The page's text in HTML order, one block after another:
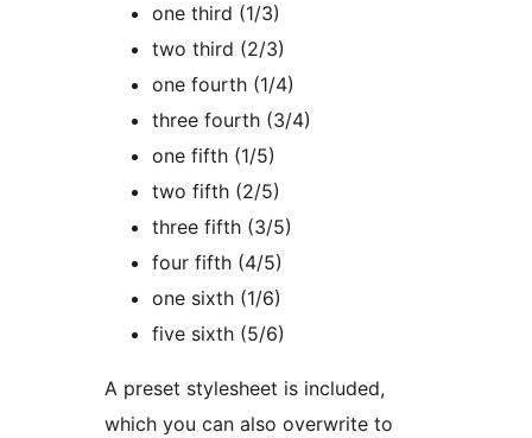
one third (1/3)
two third (2/3)
one fourth (1/4)
three fourth (3/4)
one fifth (1/5)
two fifth (2/5)
three fifth (3/5)
four fifth (4/5)
one sixth (1/6)
five sixth (5/6)
A preset stylesheet is included,
which you can also overwrite to